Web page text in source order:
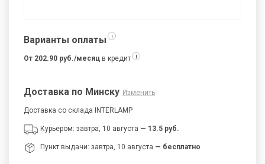
Варианты оплаты i
От 202.90 руб./месяц в кредит i
Доставка по Минску Изменить
Доставка со склада INTERLAMP
Курьером: завтра, 10 августа — 13.5 руб.
Пункт выдачи: завтра, 10 августа — бесплатно